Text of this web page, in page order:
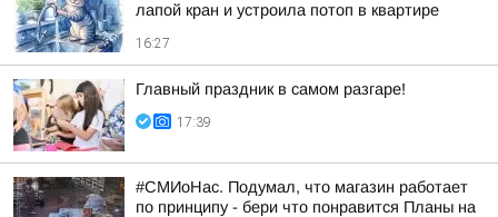
лапой кран и устроила потоп в квартире
16:27
Главный праздник в самом разгаре!
17:39
#СМИоНас. Подумал, что магазин работает
по принципу - бери что понравится Планы на